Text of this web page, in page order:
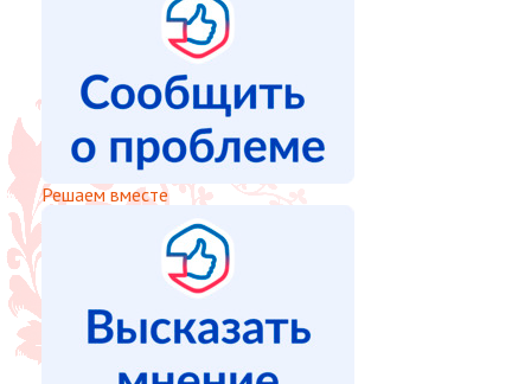
Решаем вместе